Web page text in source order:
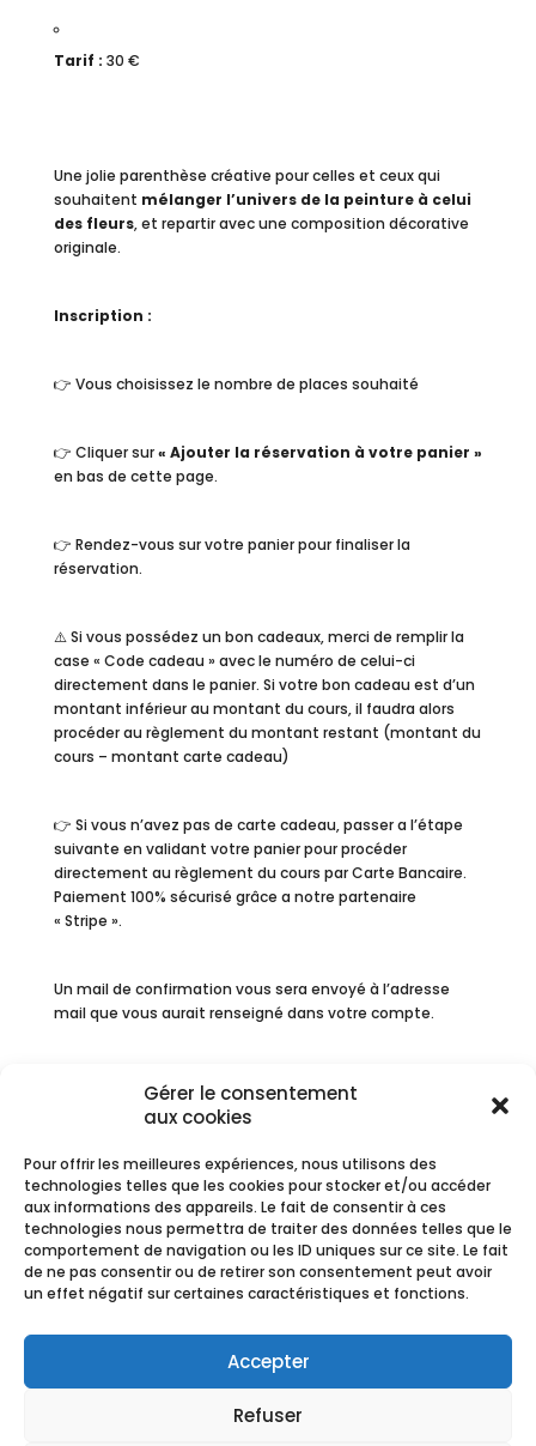
Gérer le consentement
aux cookies
Pour offrir les meilleures expériences, nous utilisons des
technologies telles que les cookies pour stocker et/ou accéder
aux informations des appareils. Le fait de consentir à ces
technologies nous permettra de traiter des données telles que le
comportement de navigation ou les ID uniques sur ce site. Le fait
de ne pas consentir ou de retirer son consentement peut avoir
un effet négatif sur certaines caractéristiques et fonctions.
Accepter
Refuser
Tarif : 30 €
Une jolie parenthèse créative pour celles et ceux qui
souhaitent mélanger l’univers de la peinture à celui
des fleurs, et repartir avec une composition décorative
originale.
Inscription :
👉 Vous choisissez le nombre de places souhaité
👉 Cliquer sur« Ajouter la réservation à votre panier »
en bas de cette page.
👉 Rendez-vous sur votre panier pour finaliser la
réservation.
⚠️ Si vous possédez un bon cadeaux, merci de remplir la
case « Code cadeau » avec le numéro de celui-ci
directement dans le panier. Si votre bon cadeau est d’un
montant inférieur au montant du cours, il faudra alors
procéder au règlement du montant restant (montant du
cours – montant carte cadeau)
👉 Si vous n’avez pas de carte cadeau, passer a l’étape
suivante en validant votre panier pour procéder
directement au règlement du cours par Carte Bancaire.
Paiement 100% sécurisé grâce a notre partenaire
« Stripe ».
Un mail de confirmation vous sera envoyé à l’adresse
mail que vous aurait renseigné dans votre compte.
❗❗❗ Nous comptons sur votre appel en cas d’impossibilité
de dernière minute et nous nous engageons à vous
restituer la totalité des sommes versées en avoir en cas
d’annulation de votre part (au maximum 72 heures
avant) ou de la notre.
Réservations